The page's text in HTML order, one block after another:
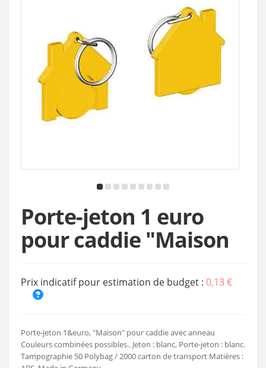
Porte-jeton 1 euro
pour caddie "Maison
Prix indicatif pour estimation de budget : 0,13 €
Porte-jeton 1&euro, "Maison" pour caddie avec anneau
Couleurs combinées possibles.. Jeton : blanc, Porte-jeton : blanc.
Tampographie 50 Polybag / 2000 carton de transport Matières :